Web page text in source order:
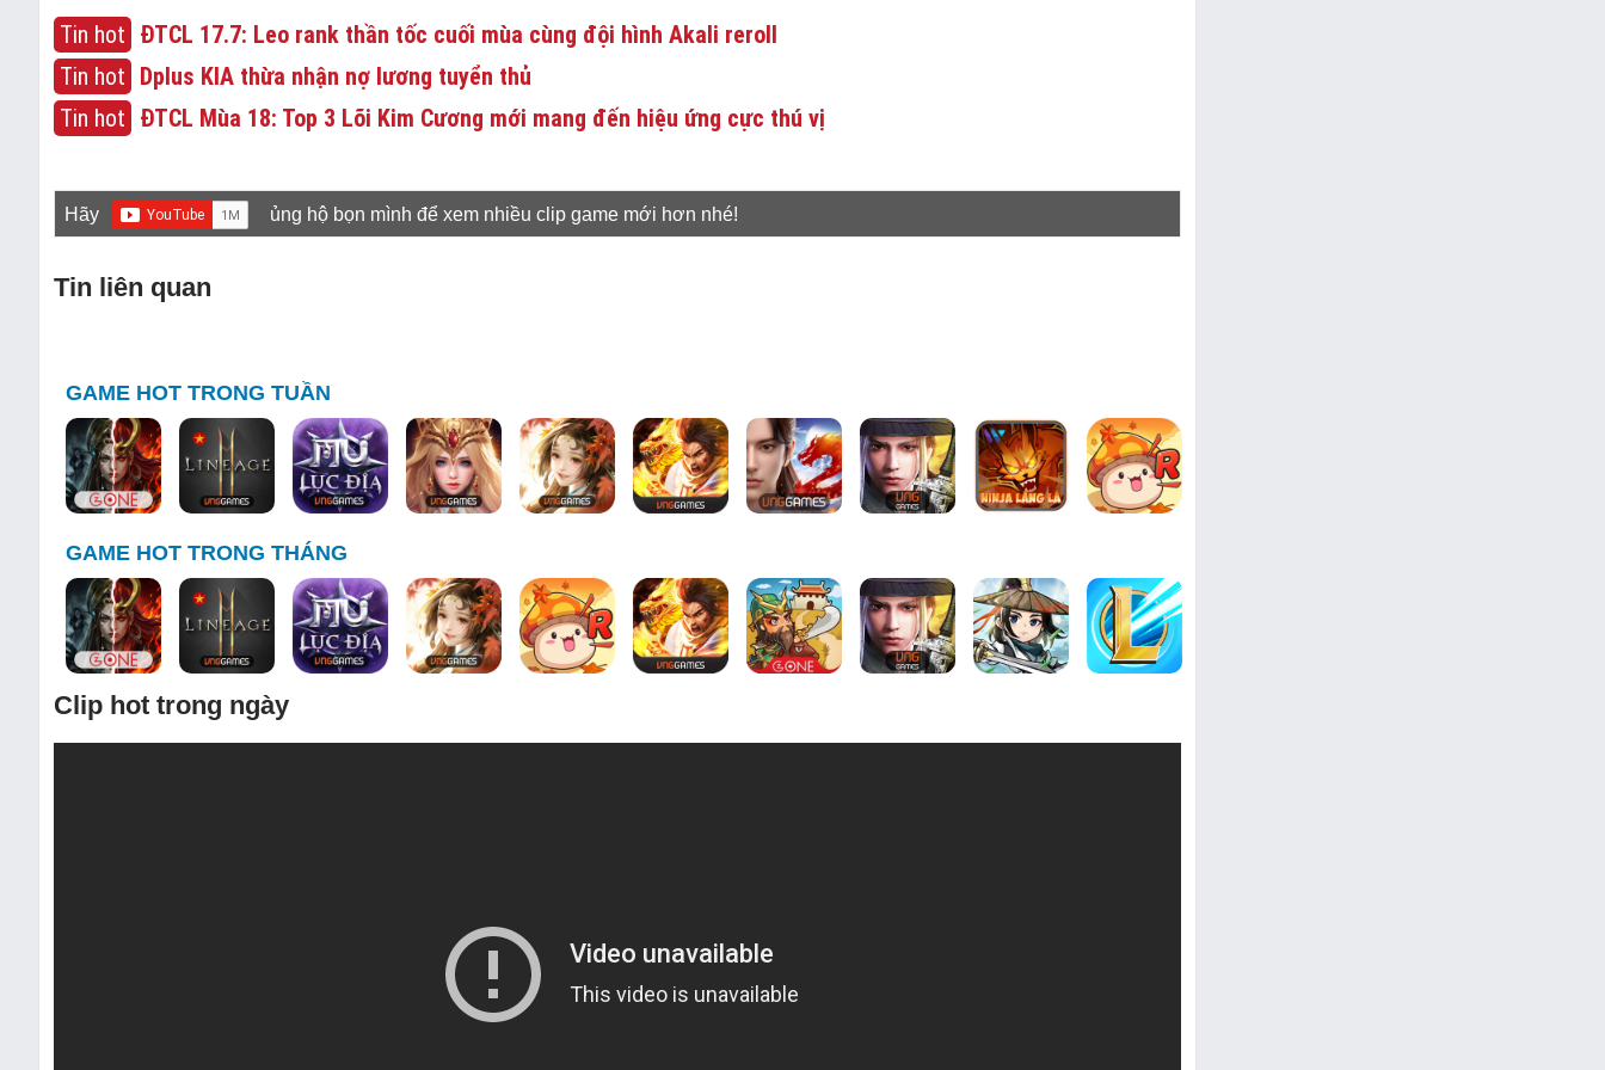
Tin hot ĐTCL 17.7: Leo rank thần tốc cuối mùa cùng đội hình Akali reroll
Tin hot Dplus KIA thừa nhận nợ lương tuyển thủ
Tin hot ĐTCL Mùa 18: Top 3 Lõi Kim Cương mới mang đến hiệu ứng cực thú vị
Hãy ủng hộ bọn mình để xem nhiều clip game mới hơn nhé!
Tin liên quan
GAME HOT TRONG TUẦN
GAME HOT TRONG THÁNG
Clip hot trong ngày